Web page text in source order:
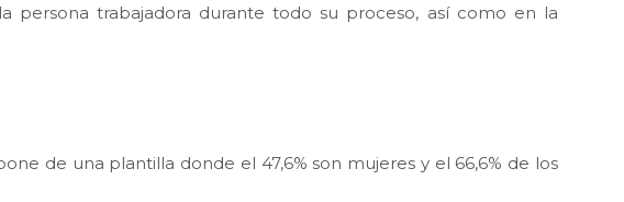
persona trabajadora durante todo su proceso, así como en la
de una plantilla donde el 47,6% son mujeres y el 66,6% de los